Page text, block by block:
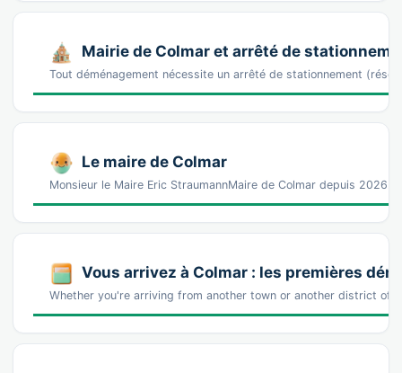
Mairie de Colmar et arrêté de
Tout déménagement nécessite un arrêté de stationnement
Le maire de Colmar
Monsieur le Maire Eric StraumannMaire de Colmar depuis 2026.
Vous arrivez à Colmar : les premières
Whether you're arriving from another town or another district of